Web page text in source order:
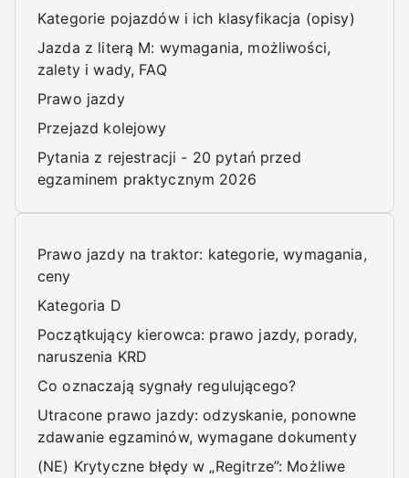
Kategorie pojazdów i ich klasyfikacja (opisy)
Jazda z literą M: wymagania, możliwości,
zalety i wady, FAQ
Prawo jazdy
Przejazd kolejowy
Pytania z rejestracji - 20 pytań przed
egzaminem praktycznym 2026
Prawo jazdy na traktor: kategorie, wymagania,
ceny
Kategoria D
Początkujący kierowca: prawo jazdy, porady,
naruszenia KRD
Co oznaczają sygnały regulującego?
Utracone prawo jazdy: odzyskanie, ponowne
zdawanie egzaminów, wymagane dokumenty
(NE) Krytyczne błędy w „Regitrze”: Możliwe